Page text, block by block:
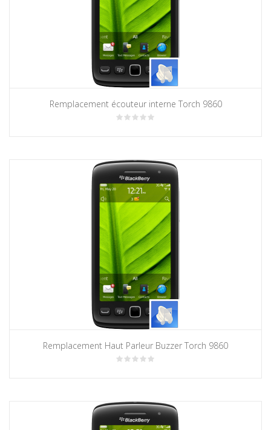
Remplacement écouteur interne Torch 9860
Remplacement Haut Parleur Buzzer Torch 9860